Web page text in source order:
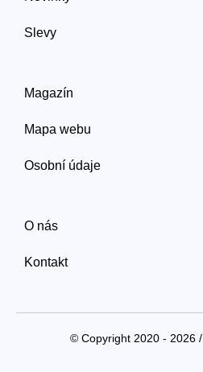
Slevy
Magazín
Mapa webu
Osobní údaje
O nás
Kontakt
© Copyright 2020 - 2026 /